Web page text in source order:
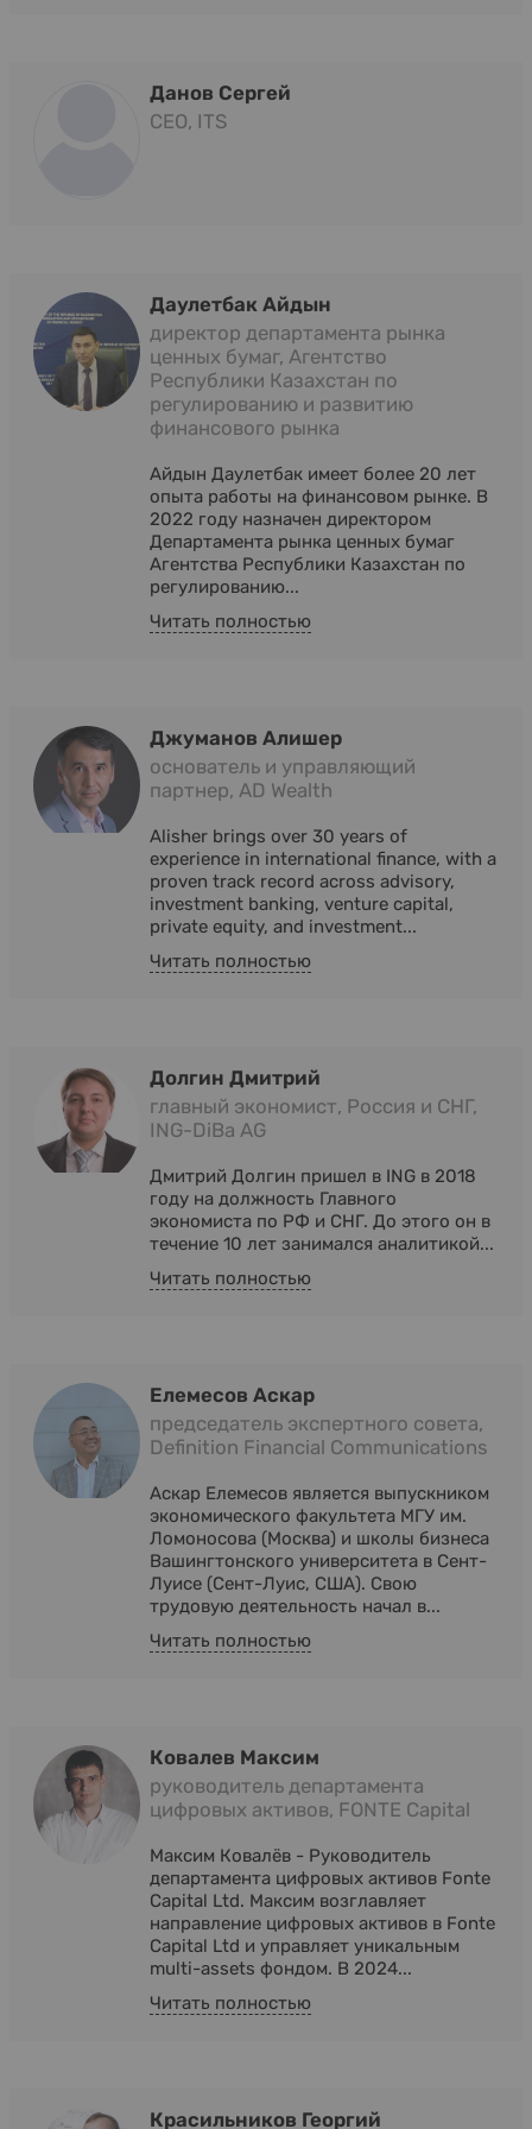
Данов Сергей
CEO, ITS
Даулетбак Айдын
директор департамента рынка
ценных бумаг, Агентство
Республики Казахстан по
регулированию и развитию
финансового рынка
Айдын Даулетбак имеет более 20 лет
опыта работы на финансовом рынке. В
2022 году назначен директором
Департамента рынка ценных бумаг
Агентства Республики Казахстан по
регулированию...
Читать полностью
Джуманов Алишер
основатель и управляющий
партнер, AD Wealth
Alisher brings over 30 years of
experience in international finance, with a
proven track record across advisory,
investment banking, venture capital,
private equity, and investment...
Читать полностью
Долгин Дмитрий
главный экономист, Россия и СНГ,
ING-DiBa AG
Дмитрий Долгин пришел в ING в 2018
году на должность Главного
экономиста по РФ и СНГ. До этого он в
течение 10 лет занимался аналитикой...
Читать полностью
Елемесов Аскар
председатель экспертного совета,
Definition Financial Communications
Аскар Елемесов является выпускником
экономического факультета МГУ им.
Ломоносова (Москва) и школы бизнеса
Вашингтонского университета в Сент-
Луисе (Сент-Луис, США). Свою
трудовую деятельность начал в...
Читать полностью
Ковалев Максим
руководитель департамента
цифровых активов, FONTE Capital
Максим Ковалёв - Руководитель
департамента цифровых активов Fonte
Capital Ltd. Максим возглавляет
направление цифровых активов в Fonte
Capital Ltd и управляет уникальным
multi-assets фондом. В 2024...
Читать полностью
Красильников Георгий